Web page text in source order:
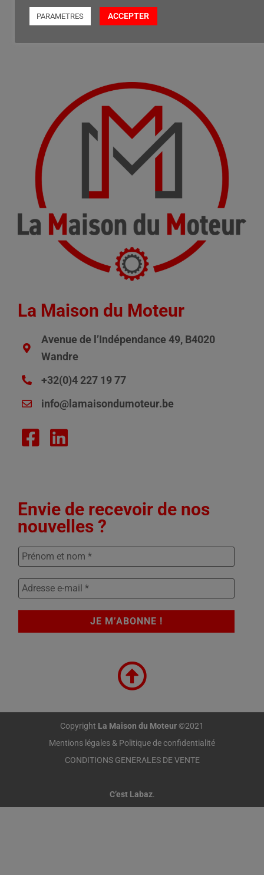
La Maison du Moteur
Avenue de l’Indépendance 49, B4020
Wandre
+32(0)4 227 19 77
info@lamaisondumoteur.be
Envie de recevoir de nos
nouvelles ?
Copyright La Maison du Moteur©2021
Mentions légales & Politique de confidentialité
CONDITIONS GENERALES DE VENTE
C’est Labaz.
PARAMETRES ACCEPTER